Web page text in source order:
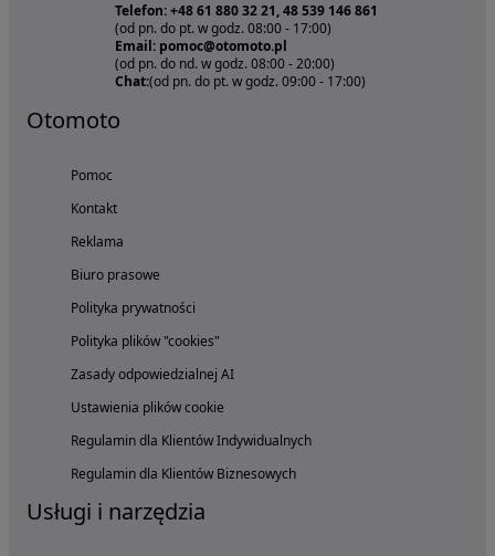
Telefon: +48 61 880 32 21, 48 539 146 861
(od pn. do pt. w godz. 08:00 - 17:00)
Email: pomoc@otomoto.pl
(od pn. do nd. w godz. 08:00 - 20:00)
Chat:(od pn. do pt. w godz. 09:00 - 17:00)
Otomoto
Pomoc
Kontakt
Reklama
Biuro prasowe
Polityka prywatności
Polityka plików "cookies"
Zasady odpowiedzialnej AI
Ustawienia plików cookie
Regulamin dla Klientów Indywidualnych
Regulamin dla Klientów Biznesowych
Usługi i narzędzia